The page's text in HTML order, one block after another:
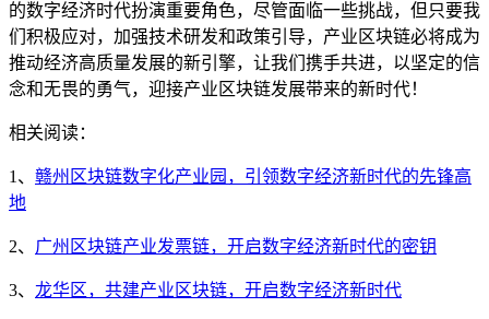
的数字经济时代扮演重要角色，尽管面临一些挑战，但只要我
们积极应对，加强技术研发和政策引导，产业区块链必将成为
推动经济高质量发展的新引擎，让我们携手共进，以坚定的信
念和无畏的勇气，迎接产业区块链发展带来的新时代！
相关阅读：
1、 赣州区块链数字化产业园，引领数字经济新时代的先锋高
地
2、 广州区块链产业发票链，开启数字经济新时代的密钥
3、 龙华区，共建产业区块链，开启数字经济新时代